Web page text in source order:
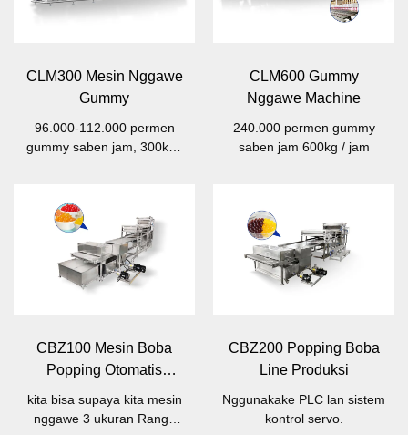
CLM300 Mesin Nggawe
Gummy
96.000-112.000 permen
gummy saben jam, 300kg /
CLM600 Gummy
Nggawe Machine
240.000 permen gummy
saben jam 600kg / jam
CBZ100 Mesin Boba
Popping Otomatis
Lengkap
kita bisa supaya kita mesin
nggawe 3 ukuran Range
CBZ200 Popping Boba
Line Produksi
Nggunakake PLC lan sistem
kontrol servo.